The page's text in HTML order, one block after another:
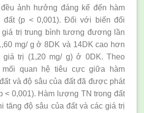
ảnh hưởng đáng kể đến hàm
đất (p < 0,001). Đối với biến đổi
giá trị trung bình tương đương lần
mg/ g ở 8DK và 14DK cao hơn
trị (1,20 mg/ g) ở 0DK. Theo
mối quan hệ tiêu cực giữa hàm
và độ sâu của đất đã được phát
< 0,001). Hàm lượng TN trong đất
tăng độ sâu của đất và các giá trị